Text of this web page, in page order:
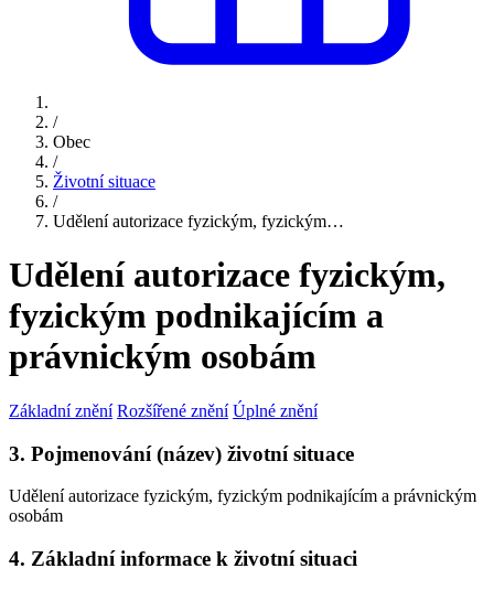
/
Obec
/
Životní situace
/
Udělení autorizace fyzickým, fyzickým…
Udělení autorizace fyzickým,
fyzickým podnikajícím a
právnickým osobám
Základní znění Rozšířené znění Úplné znění
3. Pojmenování (název) životní situace
Udělení autorizace fyzickým, fyzickým podnikajícím a právnickým
osobám
4. Základní informace k životní situaci